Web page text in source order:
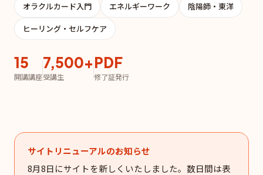
オラクルカード入門
エネルギーワーク
陰陽師・東洋
ヒーリング・セルフケア
15
開講講座
7,500+
受講生
PDF
修了証発行
サイトリニューアルのお知らせ
8月8日にサイトを新しくいたしました。数日間は表